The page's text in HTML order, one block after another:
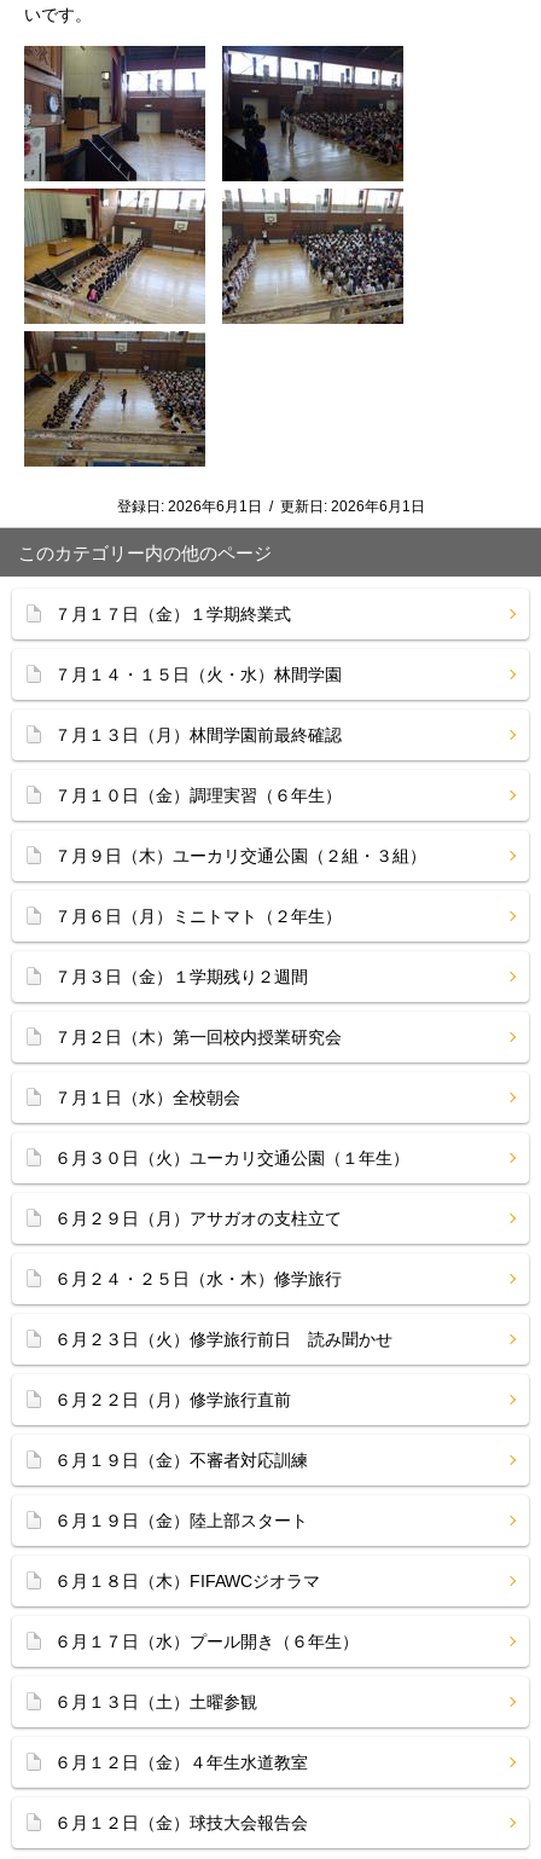
いです。
登録日: 2026年6月1日 / 更新日: 2026年6月1日
このカテゴリー内の他のページ
７月１７日（金）１学期終業式
７月１４・１５日（火・水）林間学園
７月１３日（月）林間学園前最終確認
７月１０日（金）調理実習（６年生）
７月９日（木）ユーカリ交通公園（２組・３組）
７月６日（月）ミニトマト（２年生）
７月３日（金）１学期残り２週間
７月２日（木）第一回校内授業研究会
７月１日（水）全校朝会
６月３０日（火）ユーカリ交通公園（１年生）
６月２９日（月）アサガオの支柱立て
６月２４・２５日（水・木）修学旅行
６月２３日（火）修学旅行前日 読み聞かせ
６月２２日（月）修学旅行直前
６月１９日（金）不審者対応訓練
６月１９日（金）陸上部スタート
６月１８日（木）FIFAWCジオラマ
６月１７日（水）プール開き（６年生）
６月１３日（土）土曜参観
６月１２日（金）４年生水道教室
６月１２日（金）球技大会報告会